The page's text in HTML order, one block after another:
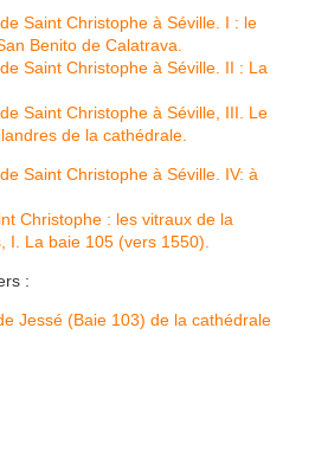
Saint Christophe à Séville. I : le
Benito de Calatrava.
Saint Christophe à Séville. II : La
Saint Christophe à Séville, III. Le
de la cathédrale.
Saint Christophe à Séville. IV: à
Christophe : les vitraux de la
I. La baie 105 (vers 1550).
:
Jessé (Baie 103) de la cathédrale